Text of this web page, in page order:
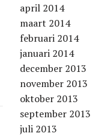
april 2014
maart 2014
februari 2014
januari 2014
december 2013
november 2013
oktober 2013
september 2013
juli 2013